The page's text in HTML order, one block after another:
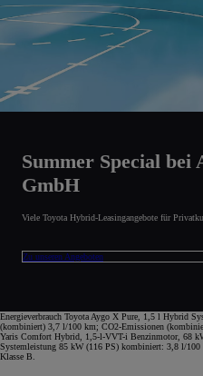
Summer Special bei
GmbH
Viele Toyota Hybrid-Leasingangebote für
Zu unseren Angeboten
Energieverbrauch Toyota Aygo X Pure, 1,5 l Hybrid
(kombiniert) 3,7 l/100 km; CO2-Emissionen
Yaris Comfort Hybrid, 1,5-l-VVT-i Benzinmotor, 68
Systemleistung 85 kW (116 PS) kombiniert: 3,8 l/
Klasse B.